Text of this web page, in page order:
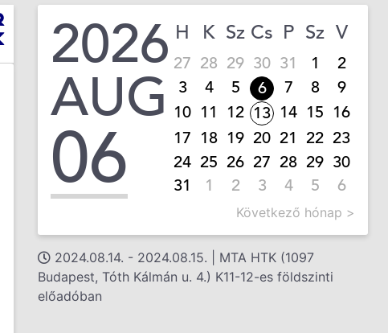
2026
AUG
06
H K Sz Cs P Sz V
27 28 29 30 31 1
2
3
4 5 6 7 8
9
10 11 12 13 14 15 16
17 18 19 20 21 22 23
24 25 26 27 28 29 30
31
1 2 3 4 5 6
Következő hónap >
2024.08.14. - 2024.08.15. | MTA HTK (1097
Budapest, Tóth Kálmán u. 4.) K11-12-es földszinti
előadóban